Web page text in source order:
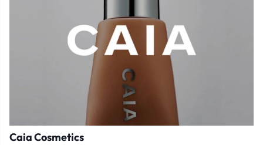
Caia Cosmetics